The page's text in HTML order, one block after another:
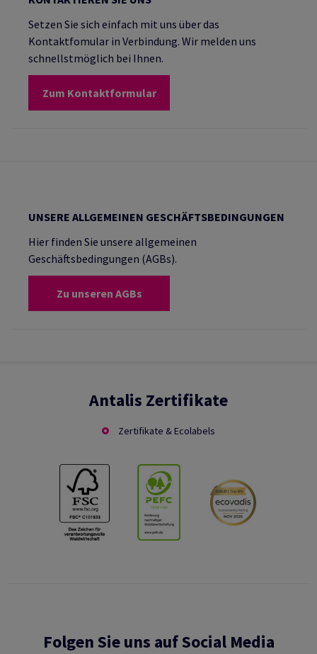
Setzen Sie sich einfach mit uns über das
Kontaktfomular in Verbindung. Wir melden uns
schnellstmöglich bei Ihnen.
Zum Kontaktformular
UNSERE ALLGEMEINEN GESCHÄFTSBEDINGUNGEN
Hier finden Sie unsere allgemeinen
Geschäftsbedingungen (AGBs).
Zu unseren AGBs
Antalis Zertifikate
Zertifikate & Ecolabels
Folgen Sie uns auf Social Media